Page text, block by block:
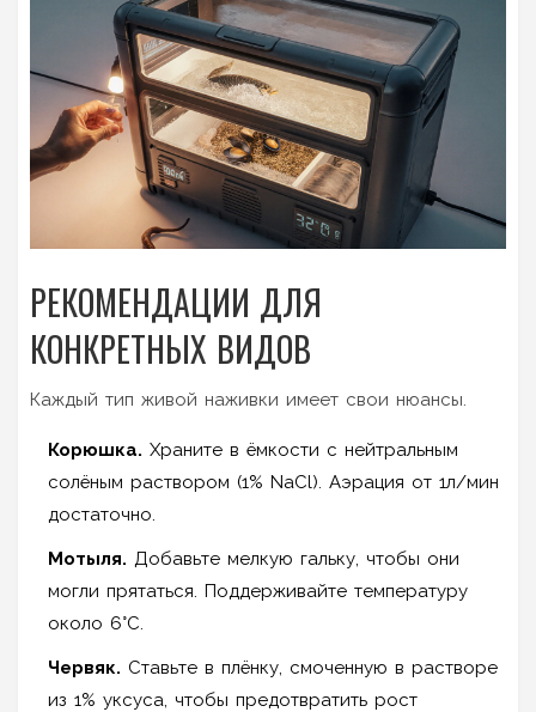
РЕКОМЕНДАЦИИ ДЛЯ
КОНКРЕТНЫХ ВИДОВ
Каждый тип живой наживки имеет свои нюансы.
Корюшка. Храните в ёмкости с нейтральным
солёным раствором (1% NaCl). Аэрация от 1л/мин
достаточно.
Мотыля. Добавьте мелкую гальку, чтобы они
могли прятаться. Поддерживайте температуру
около 6°C.
Червяк. Ставьте в плёнку, смоченную в растворе
из 1% уксуса, чтобы предотвратить рост